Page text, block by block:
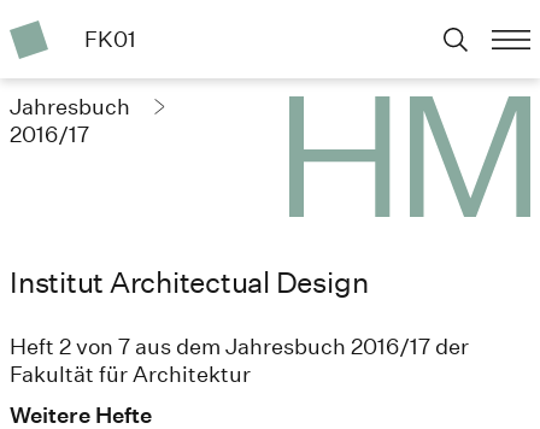
FK01
Jahresbuch
2016/17
Institut Architectual Design
Heft 2 von 7 aus dem Jahresbuch 2016/17 der
Fakultät für Architektur
Weitere Hefte